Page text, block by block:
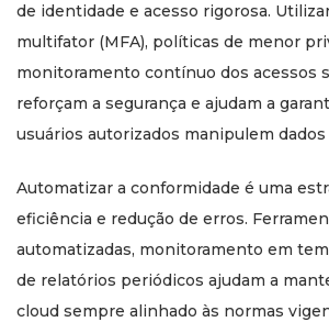
de identidade e acesso rigorosa.
multifator (MFA), políticas de menor
monitoramento contínuo dos acessos
reforçam a segurança e ajudam a
usuários autorizados manipulem
Automatizar a conformidade é uma
eficiência e redução de erros.
automatizadas, monitoramento em
de relatórios periódicos ajudam a
cloud sempre alinhado às normas